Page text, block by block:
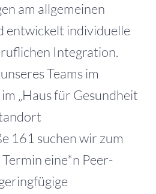
am allgemeinen
entwickelt individuelle
Integration.
Teams im
„Haus für Gesundheit
161 suchen wir zum
eine*n Peer-